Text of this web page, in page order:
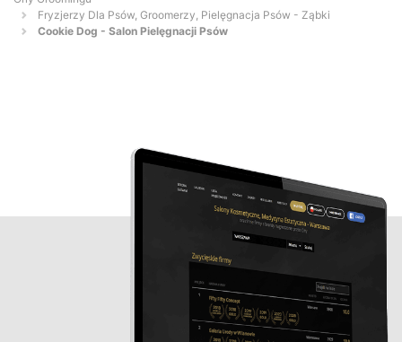
Fryzjerzy Dla Psów, Groomerzy, Pielęgnacja Psów - Ząbki
Cookie Dog - Salon Pielęgnacji Psów